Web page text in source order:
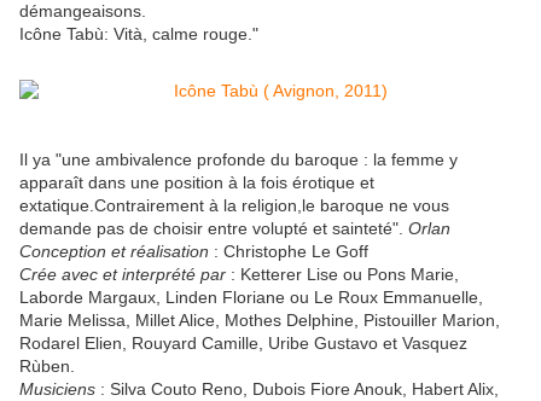
démangeaisons.
Icône Tabù: Vità, calme rouge."
Il ya "une ambivalence profonde du baroque : la femme y
apparaît dans une position à la fois érotique et
extatique.Contrairement à la religion,le baroque ne vous
demande pas de choisir entre volupté et sainteté". Orlan
Conception et réalisation : Christophe Le Goff
Crée avec et interprété par : Ketterer Lise ou Pons Marie,
Laborde Margaux, Linden Floriane ou Le Roux Emmanuelle,
Marie Melissa, Millet Alice, Mothes Delphine, Pistouiller Marion,
Rodarel Elien, Rouyard Camille, Uribe Gustavo et Vasquez
Rùben.
Musiciens : Silva Couto Reno, Dubois Fiore Anouk, Habert Alix,